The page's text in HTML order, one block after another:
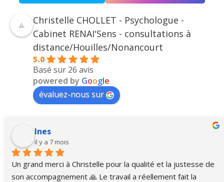
Christelle CHOLLET - Psychologue -
Cabinet RENAI'Sens - consultations à
distance/Houilles/Nonancourt
5.0
Basé sur 26 avis
powered by Google
évaluez-nous sur
Ines
il y a 7 mois
Un grand merci à Christelle pour la qualité et la justesse de
son accompagnement 🙏 Le travail a réellement fait la